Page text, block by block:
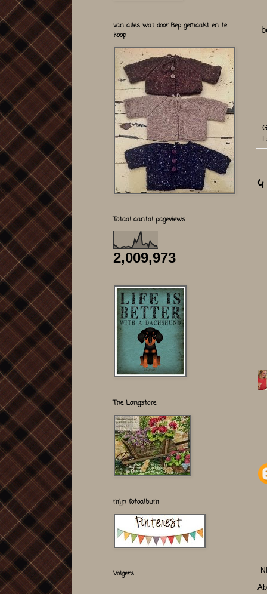
van alles wat door Bep gemaakt en te
koop
Totaal aantal pageviews
2,009,973
The Langstore
mijn fotoalbum
Volgers